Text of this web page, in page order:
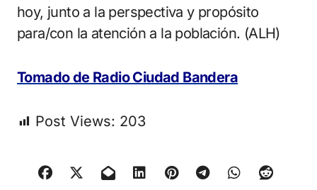
hoy, junto a la perspectiva y propósito
para/con la atención a la población. (ALH)
Tomado de Radio Ciudad Bandera
Post Views: 203